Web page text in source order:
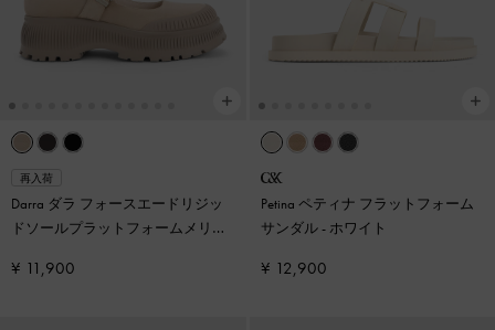
再入荷
Darra ダラ フォースエードリジッ
ドソールプラットフォームメリー
¥ 11,900
Petina ペティナ フラットフォーム
サンダル- ホワイト
¥ 12,900